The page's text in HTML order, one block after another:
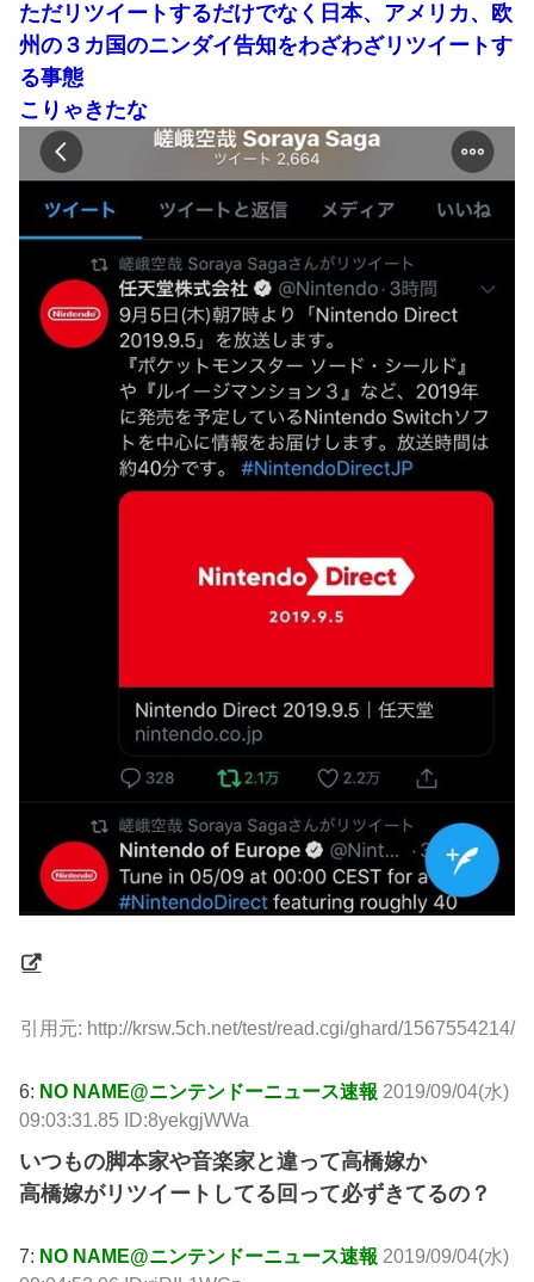
ただリツイートするだけでなく日本、アメリカ、欧
州の３カ国のニンダイ告知をわざわざリツイートす
る事態
こりゃきたな
引用元: http://krsw.5ch.net/test/read.cgi/ghard/1567554214/
6: NO NAME@ニンテンドーニュース速報 2019/09/04(水)
09:03:31.85 ID:8yekgjWWa
いつもの脚本家や音楽家と違って高橋嫁か
高橋嫁がリツイートしてる回って必ずきてるの？
7: NO NAME@ニンテンドーニュース速報 2019/09/04(水)